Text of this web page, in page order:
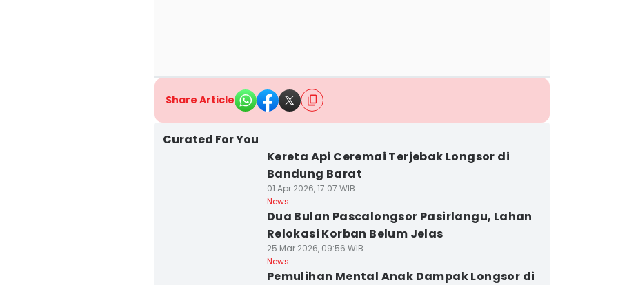
Share Article
Curated For You
Kereta Api Ceremai Terjebak Longsor di
Bandung Barat
01 Apr 2026, 17:07 WIB
News
Dua Bulan Pascalongsor Pasirlangu, Lahan
Relokasi Korban Belum Jelas
25 Mar 2026, 09:56 WIB
News
Pemulihan Mental Anak Dampak Longsor di